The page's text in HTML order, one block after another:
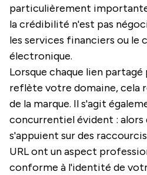
particulièrement
la crédibilité n'est pas
les services financiers ou le
électronique.
Lorsque chaque lien
reflète votre domaine, cela
de la marque. Il s'agit
concurrentiel évident : alors
s'appuient sur des
URL ont un aspect
conforme à l'identité de